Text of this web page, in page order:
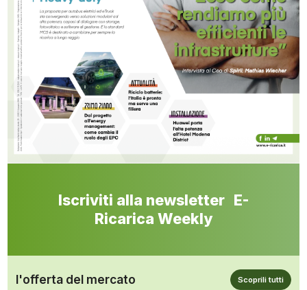
Iscriviti alla newsletter E-
Ricarica Weekly
l'offerta del mercato Scoprili tutti